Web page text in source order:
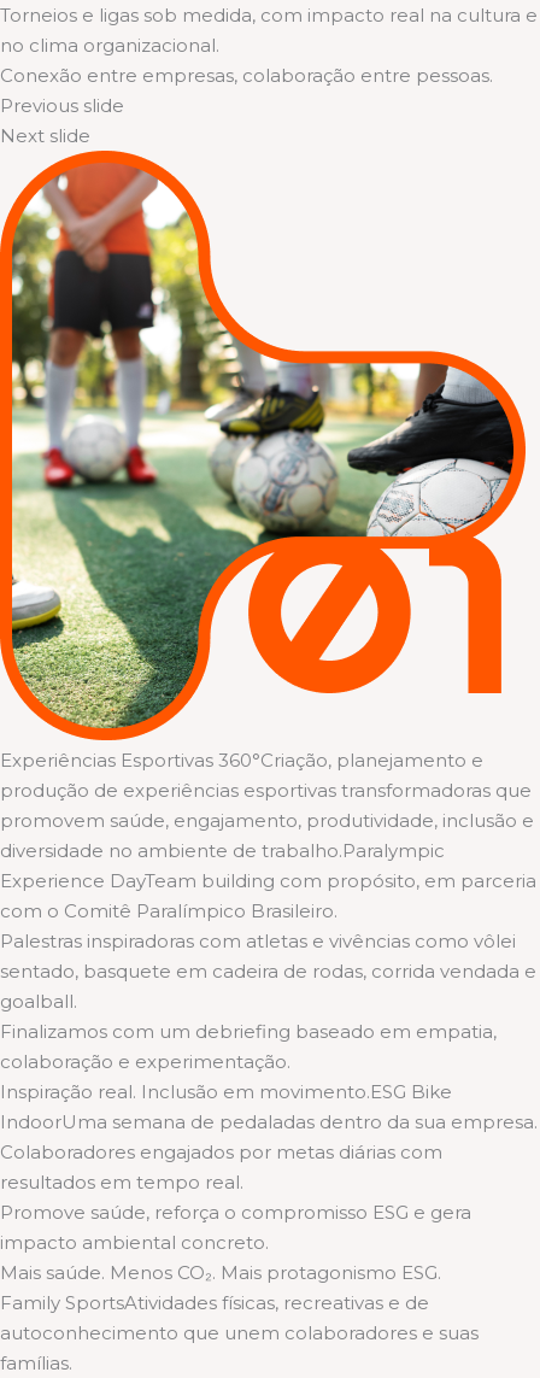
Torneios e ligas sob medida, com impacto real na cultura e
no clima organizacional.
Conexão entre empresas, colaboração entre pessoas.
Previous slide
Next slide
Experiências Esportivas 360°Criação, planejamento e
produção de experiências esportivas transformadoras que
promovem saúde, engajamento, produtividade, inclusão e
diversidade no ambiente de trabalho.Paralympic
Experience DayTeam building com propósito, em parceria
com o Comitê Paralímpico Brasileiro.
Palestras inspiradoras com atletas e vivências como vôlei
sentado, basquete em cadeira de rodas, corrida vendada e
goalball.
Finalizamos com um debriefing baseado em empatia,
colaboração e experimentação.
Inspiração real. Inclusão em movimento.ESG Bike
IndoorUma semana de pedaladas dentro da sua empresa.
Colaboradores engajados por metas diárias com
resultados em tempo real.
Promove saúde, reforça o compromisso ESG e gera
impacto ambiental concreto.
Mais saúde. Menos CO₂. Mais protagonismo ESG.
Family SportsAtividades físicas, recreativas e de
autoconhecimento que unem colaboradores e suas
famílias.